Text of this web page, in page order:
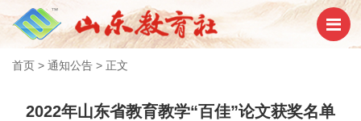
首页 > 通知公告 > 正文
2022年山东省教育教学“百佳”论文获奖名单